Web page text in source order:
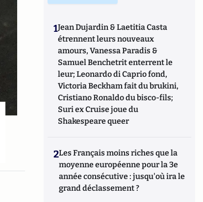
1Jean Dujardin & Laetitia Casta
étrennent leurs nouveaux
amours, Vanessa Paradis &
Samuel Benchetrit enterrent le
leur; Leonardo di Caprio fond,
Victoria Beckham fait du brukini,
Cristiano Ronaldo du bisco-fils;
Suri ex Cruise joue du
Shakespeare queer
2Les Français moins riches que la
moyenne européenne pour la 3e
année consécutive : jusqu'où ira le
grand déclassement ?